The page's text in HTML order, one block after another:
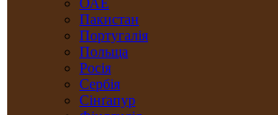
ОАЕ
Пакистан
Португалія
Польща
Росія
Сербія
Сінґапур